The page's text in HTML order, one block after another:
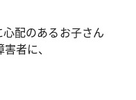
配のあるお子さん
者に、